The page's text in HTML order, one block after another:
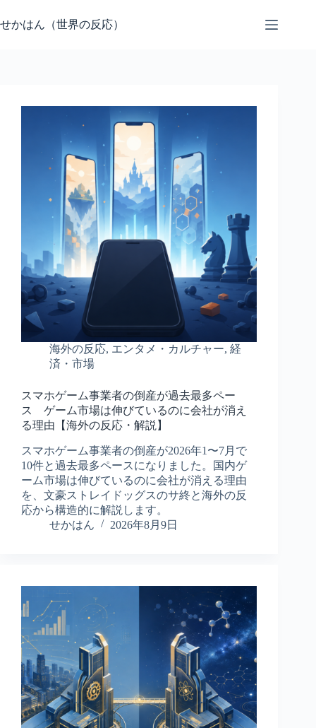
ン
せかはん（世界の反応）
海外の反応, エンタメ・カルチャー, 経
済・市場
スマホゲーム事業者の倒産が過去最多ペー
ス ゲーム市場は伸びているのに会社が消え
る理由【海外の反応・解説】
スマホゲーム事業者の倒産が2026年1〜7月で
10件と過去最多ペースになりました。国内ゲ
ーム市場は伸びているのに会社が消える理由
を、文豪ストレイドッグスのサ終と海外の反
応から構造的に解説します。
せかはん
2026年8月9日